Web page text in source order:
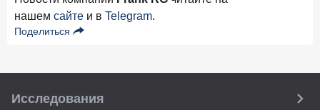
нашем сайте и в Telegram.
Поделиться
Исследования